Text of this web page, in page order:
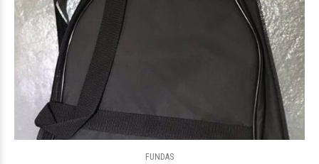
FUNDAS